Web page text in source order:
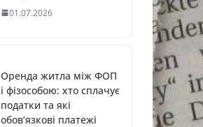
01.07.2026
Оренда житла між ФОП
і фізособою: хто сплачує
податки та які
обов’язкові платежі